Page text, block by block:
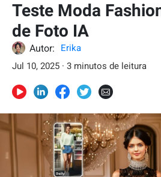
Teste Moda
de Foto IA
Autor:
Erika
Jul 10, 2025 · 3 minutos de leitura